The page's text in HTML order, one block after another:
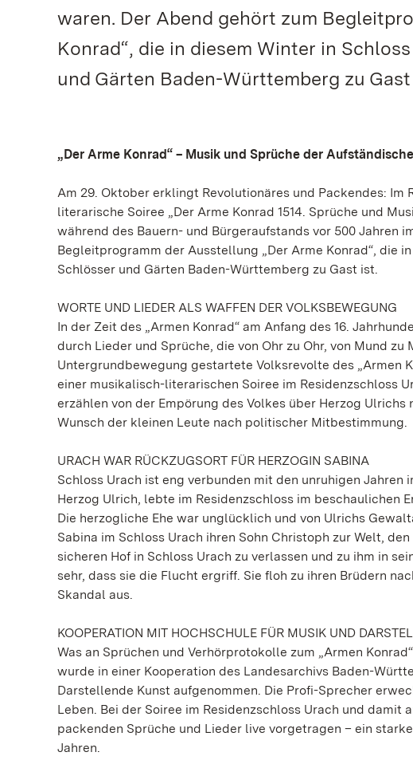
waren. Der Abend gehört zum
Konrad“, die in diesem Winter in
und Gärten Baden-Württemberg zu
„Der Arme Konrad“ – Musik und Sprüche der
Am 29. Oktober erklingt Revolutionäres und Packendes:
literarische Soiree „Der Arme Konrad 1514. Sprüche und
während des Bauern- und Bürgeraufstands vor 500 Jahren
Begleitprogramm der Ausstellung „Der Arme Konrad“, die
Schlösser und Gärten Baden-Württemberg zu Gast ist.
WORTE UND LIEDER ALS WAFFEN DER VOLKSBEWEGUNG
In der Zeit des „Armen Konrad“ am Anfang des 16.
durch Lieder und Sprüche, die von Ohr zu Ohr, von Mund
Untergrundbewegung gestartete Volksrevolte des „Armen
einer musikalisch-literarischen Soiree im Residenzschloss
erzählen von der Empörung des Volkes über Herzog
Wunsch der kleinen Leute nach politischer Mitbestimmung.
URACH WAR RÜCKZUGSORT FÜR HERZOGIN SABINA
Schloss Urach ist eng verbunden mit den unruhigen Jahren
Herzog Ulrich, lebte im Residenzschloss im beschaulichen
Die herzogliche Ehe war unglücklich und von Ulrichs
Sabina im Schloss Urach ihren Sohn Christoph zur Welt,
sicheren Hof in Schloss Urach zu verlassen und zu ihm in
sehr, dass sie die Flucht ergriff. Sie floh zu ihren Brüdern
Skandal aus.
KOOPERATION MIT HOCHSCHULE FÜR MUSIK UND
Was an Sprüchen und Verhörprotokolle zum „Armen
wurde in einer Kooperation des Landesarchivs Baden-
Darstellende Kunst aufgenommen. Die Profi-Sprecher
Leben. Bei der Soiree im Residenzschloss Urach und
packenden Sprüche und Lieder live vorgetragen – ein
Jahren.